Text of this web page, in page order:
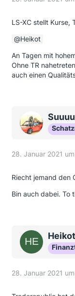
LS-XC stellt Kurse,
Heikot
An Tagen mit
Ohne TR
auch einen
28. Januar 2021
Riecht jemand den
Bin auch dabei. To
Heikot
28. Januar 2021